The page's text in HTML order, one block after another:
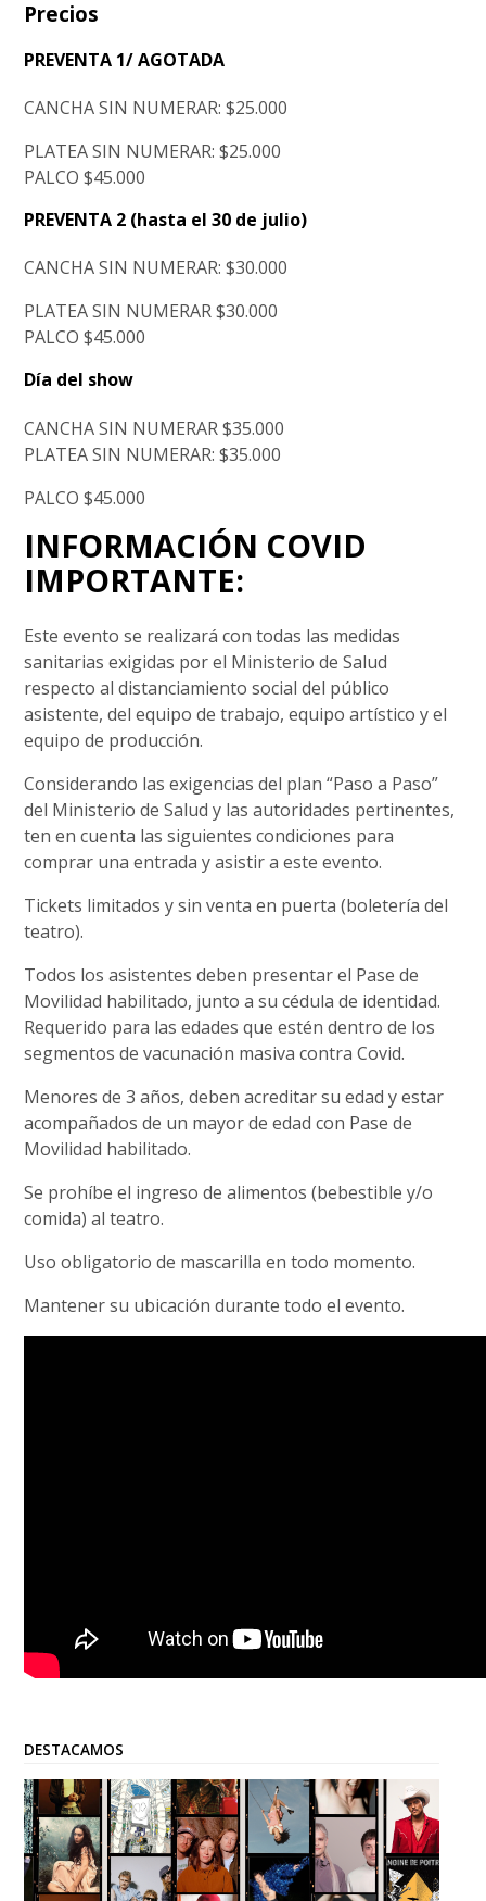
Precios
PREVENTA 1/ AGOTADA
CANCHA SIN NUMERAR: $25.000
PLATEA SIN NUMERAR: $25.000
PALCO $45.000
PREVENTA 2 (hasta el 30 de julio)
CANCHA SIN NUMERAR: $30.000
PLATEA SIN NUMERAR $30.000
PALCO $45.000
Día del show
CANCHA SIN NUMERAR $35.000
PLATEA SIN NUMERAR: $35.000
PALCO $45.000
INFORMACIÓN COVID
IMPORTANTE:
Este evento se realizará con todas las medidas
sanitarias exigidas por el Ministerio de Salud
respecto al distanciamiento social del público
asistente, del equipo de trabajo, equipo artístico y el
equipo de producción.
Considerando las exigencias del plan “Paso a Paso”
del Ministerio de Salud y las autoridades pertinentes,
ten en cuenta las siguientes condiciones para
comprar una entrada y asistir a este evento.
Tickets limitados y sin venta en puerta (boletería del
teatro).
Todos los asistentes deben presentar el Pase de
Movilidad habilitado, junto a su cédula de identidad.
Requerido para las edades que estén dentro de los
segmentos de vacunación masiva contra Covid.
Menores de 3 años, deben acreditar su edad y estar
acompañados de un mayor de edad con Pase de
Movilidad habilitado.
Se prohíbe el ingreso de alimentos (bebestible y/o
comida) al teatro.
Uso obligatorio de mascarilla en todo momento.
Mantener su ubicación durante todo el evento.
DESTACAMOS